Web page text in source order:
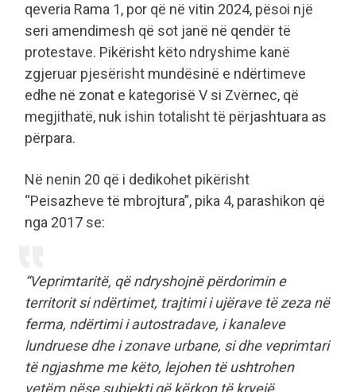
qeveria Rama 1, por që në vitin 2024, pësoi një
seri amendimesh që sot janë në qendër të
protestave. Pikërisht këto ndryshime kanë
zgjeruar pjesërisht mundësinë e ndërtimeve
edhe në zonat e kategorisë V si Zvërnec, që
megjithatë, nuk ishin totalisht të përjashtuara as
përpara.
Në nenin 20 që i dedikohet pikërisht
“Peisazheve të mbrojtura”, pika 4, parashikon që
nga 2017 se:
“Veprimtaritë, që ndryshojnë përdorimin e
territorit si ndërtimet, trajtimi i ujërave të zeza në
ferma, ndërtimi i autostradave, i kanaleve
lundruese dhe i zonave urbane, si dhe veprimtari
të ngjashme me këto, lejohen të ushtrohen
vetëm nëse subjekti që kërkon të kryejë